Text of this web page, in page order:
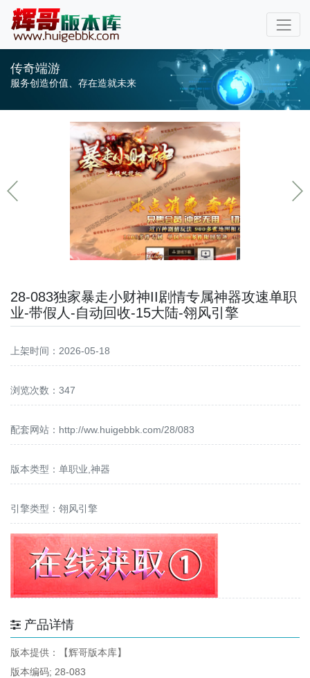
传奇端游
服务创造价值、存在造就未来
28-083独家暴走小财神II剧情专属神器攻速单职
业-带假人-自动回收-15大陆-翎风引擎
上架时间：2026-05-18
浏览次数：347
配套网站： http://ww.huigebbk.com/28/083
版本类型：单职业,神器
引擎类型：翎风引擎
产品详情
版本提供：【辉哥版本库】
版本编码; 28-083